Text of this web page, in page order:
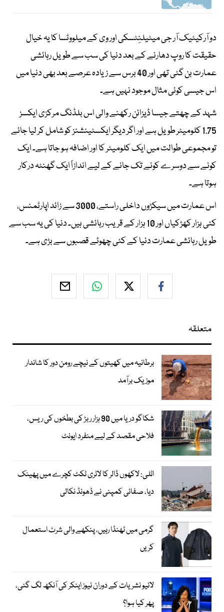
دو آرکیٹیک آر جی میٹیلنِٹسکی اور وی کے میلووٹسا کا یہ خیال
حقیقت کا روپ دھارنے کے بعد دنیا کی سب سے طویل رہائشی
عمارت بن گئی تھی اور 40 برس سے زیادہ عرصے بعد بھی دنیا میں
اس جیسی کوئی مثال موجود نہیں ہے۔
شہد کے چھتے جیسا ڈیزائن رکھنے والی اس بلڈنگ مرکزی ایکسز
1.75 کلومیٹر طویل ہے اور اگر دیگر ایکسٹینشنز کو شامل کر لیا جائے
تو مجموعی طوالت میں ایک کلومیٹر کا اور اضافہ ہو جاتا ہے۔ ایک
کونے سے دوسرے کونے تک جانے کے لیے اندازاً ایک گھنٹہ درکار
ہوتا ہے۔
اس عمارت میں سیکڑوں داخلی راستے، 3000 سے زائد اپارٹمنس،
کئی ہزار کھڑکیاں اور 10 ہزار کے قریب رہائشی ہیں۔ دنیا کی یہ سب سے
طویل رہائشی عمارت دنیا کے کئی چھوٹے قصبوں سے بڑی ہے۔
متعلقہ
برطانیہ میں کھیتوں کے نیچے رومن دور کا شاندار
موزیک برآمد
شکاگو دریا میں 90 ہزار ربڑ کی بطخوں کی ریس،
فلاحی مقصد کے لیے منفرد ایونٹ
اٹلی: لاکھوں ڈالر کا لاٹری ٹکٹ کچرے میں پھینک
دیا، صفائی کمپنی نے ڈھونڈ نکالی
گرمی میں ٹھنڈا رہیں، پنکھے والی شرٹ استعمال
کریں
لائیو نشریات کے دوران نیوز اینکر کی آنکھ لگ گئی،
پھر کیا ہوا؟